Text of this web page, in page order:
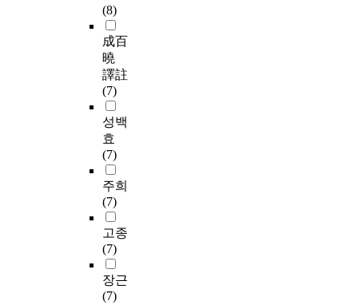
(8)
成百
曉
譯註
(7)
성백
효
(7)
주희
(7)
고종
(7)
장근
(7)